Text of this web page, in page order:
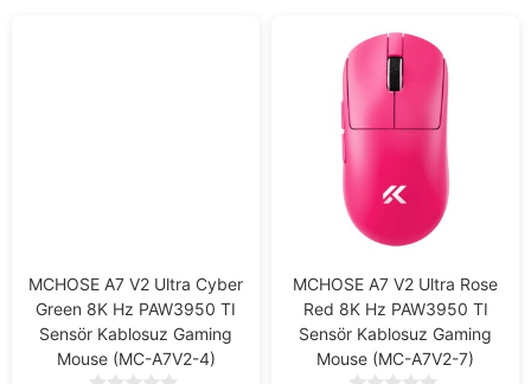
MCHOSE A7 V2 Ultra Cyber
Green 8K Hz PAW3950 TI
Sensör Kablosuz Gaming
Mouse (MC-A7V2-4)
MCHOSE A7 V2 Ultra Rose
Red 8K Hz PAW3950 TI
Sensör Kablosuz Gaming
Mouse (MC-A7V2-7)